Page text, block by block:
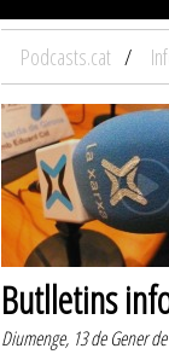
Podcasts.cat
Butlletins
Diumenge, 13 de Gener